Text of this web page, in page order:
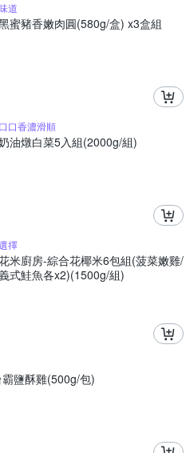
道
蜜豬香嫩肉圓(580g/盒) x3盒組
口香濃滑順
油燉白菜5入組(2000g/組)
擇
米廚房-綜合花椰米6包組(菠菜嫩雞/
式鮭魚各x2)(1500g/組)
鹽酥雞(500g/包)